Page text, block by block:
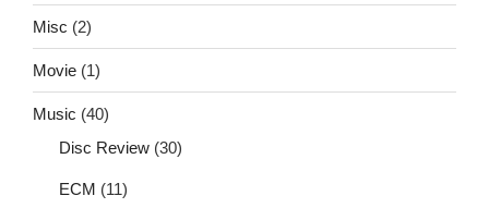
Misc (2)
Movie (1)
Music (40)
Disc Review (30)
ECM (11)